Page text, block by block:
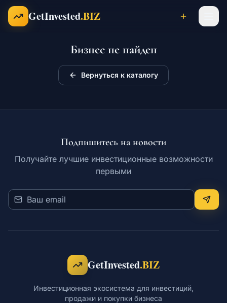
Перейти к содержимому
GetInvested.BIZ
Проекты
Обучение
Бизнес не найден
Вернуться к каталогу
Подпишитесь на новости
Получайте лучшие инвестиционные возможности
первыми
GetInvested.BIZ
Инвестиционная экосистема для инвестиций,
продажи и покупки бизнеса